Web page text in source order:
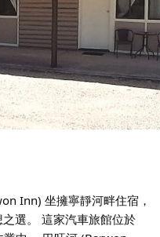
Inn) 坐擁寧靜河畔住宿，
選。 這家汽車旅館位於